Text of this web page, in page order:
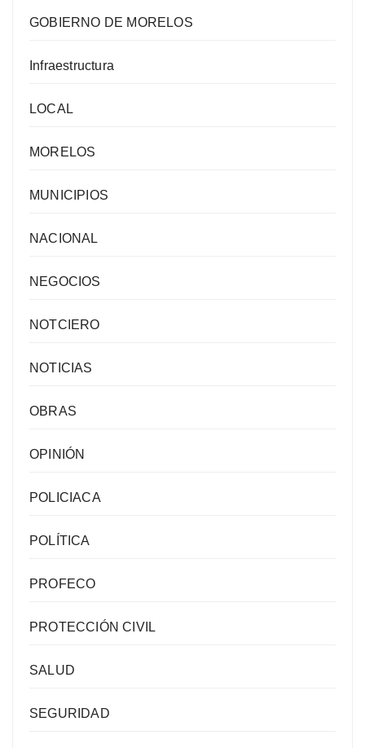
GOBIERNO DE MORELOS
Infraestructura
LOCAL
MORELOS
MUNICIPIOS
NACIONAL
NEGOCIOS
NOTCIERO
NOTICIAS
OBRAS
OPINIÓN
POLICIACA
POLÍTICA
PROFECO
PROTECCIÓN CIVIL
SALUD
SEGURIDAD